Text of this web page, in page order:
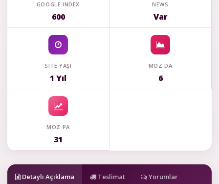
GOOGLE INDEX
600
NEWS
Var
SITE YAŞI
1 Yıl
MOZ DA
6
MOZ PA
31
Detaylı Açıklama Teslimat Yorumlar